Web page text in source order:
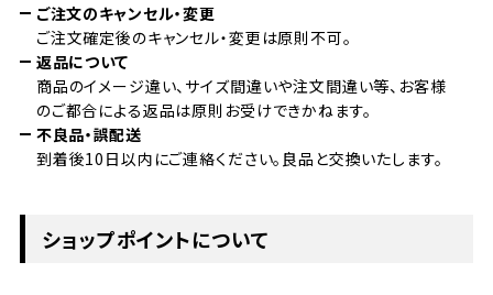
ご注文のキャンセル・変更
ご注文確定後のキャンセル・変更は原則不可。
返品について
商品のイメージ違い、サイズ間違いや注文間違い等、お客様
のご都合による返品は原則お受けできかねます。
不良品・誤配送
到着後10日以内にご連絡ください。良品と交換いたします。
ショップポイントについて